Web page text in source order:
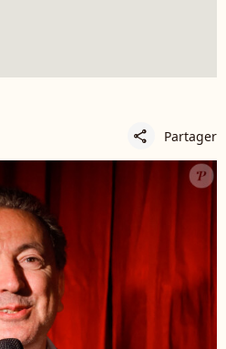
share Partager